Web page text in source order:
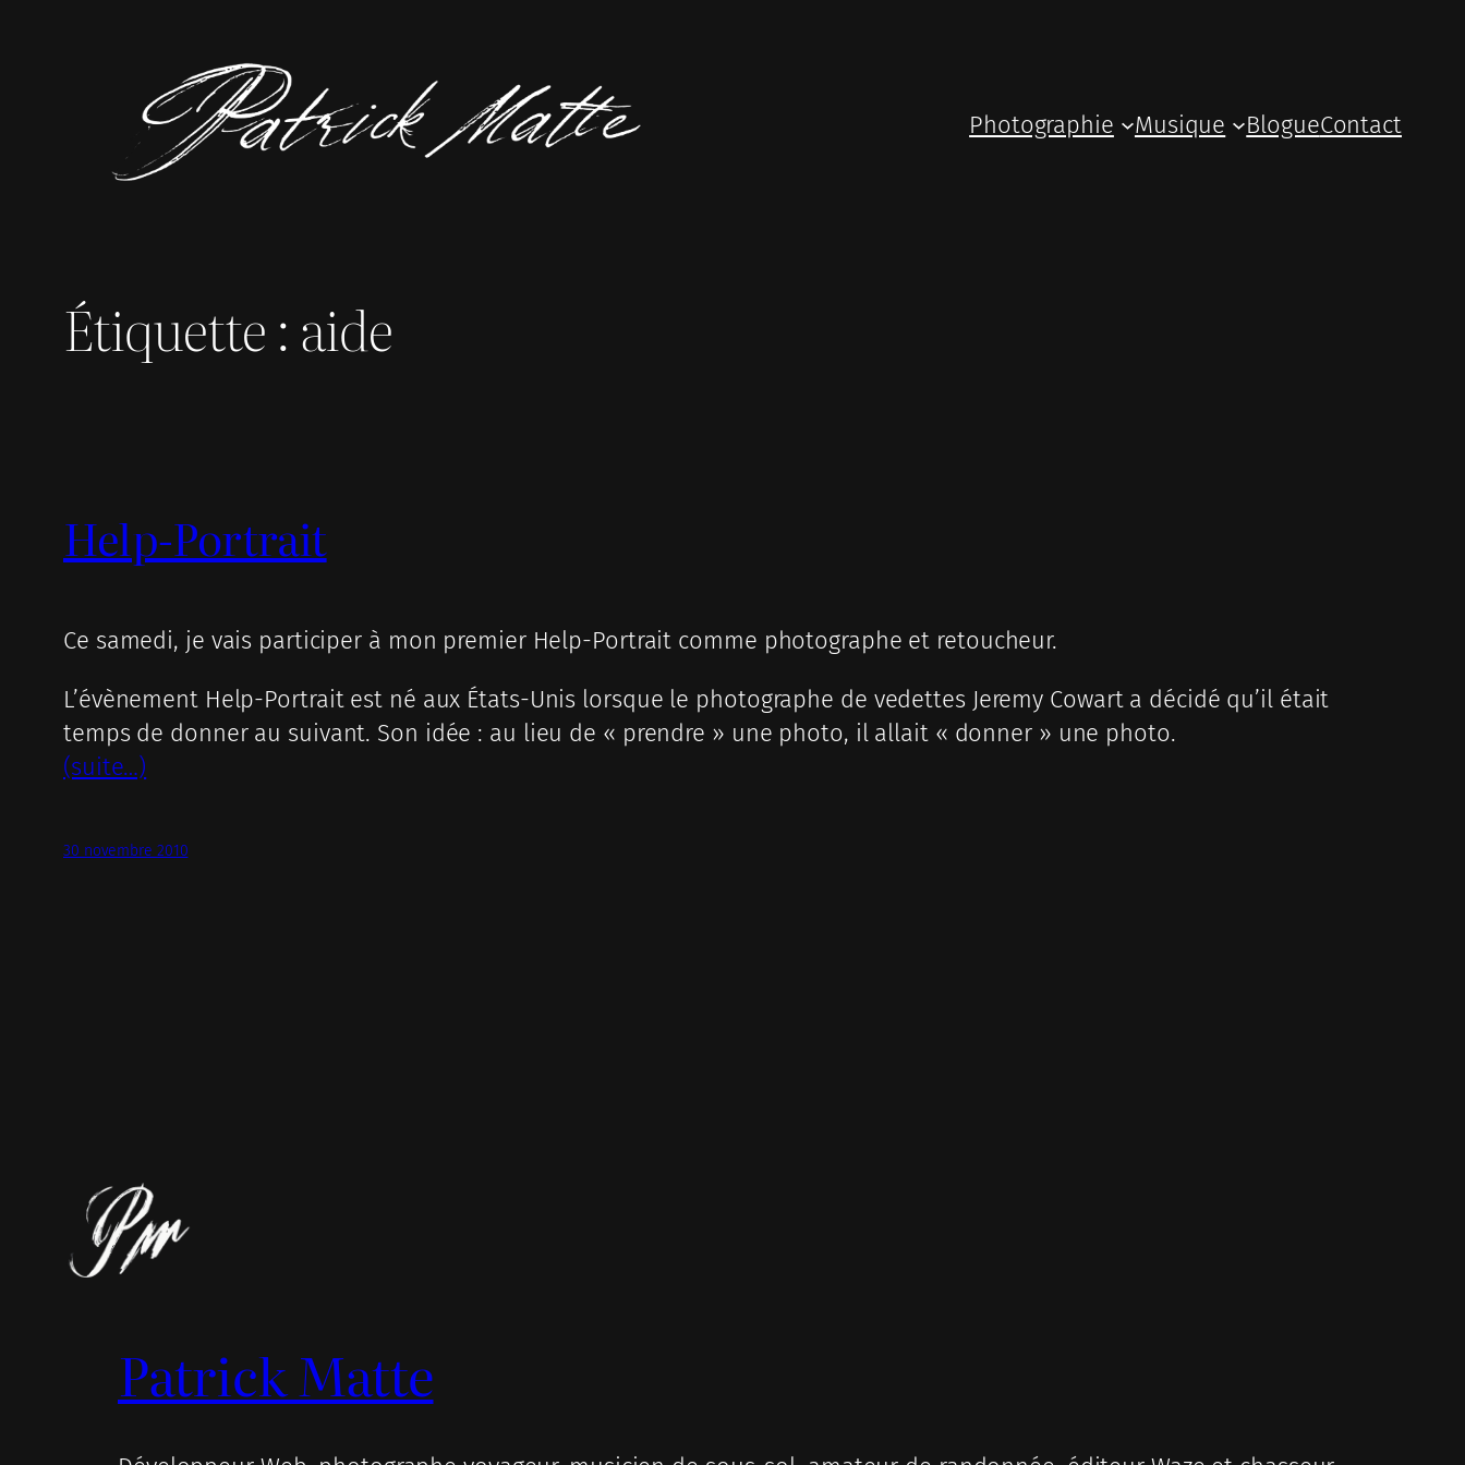
Photographie
Musique BlogueContact
Étiquette :aide
Help-Portrait
Ce samedi, je vais participer à mon premier Help-Portrait comme photographe et retoucheur.
L’évènement Help-Portrait est né aux États-Unis lorsque le photographe de vedettes Jeremy Cowart a décidé qu’il était
temps de donner au suivant. Son idée : au lieu de « prendre » une photo, il allait « donner » une photo.
(suite…)
30 novembre 2010
Patrick Matte